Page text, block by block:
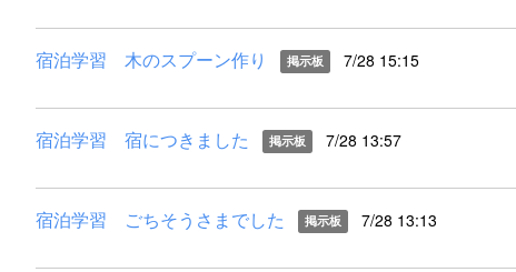
宿泊学習 木のスプーン作り 掲示板 7/28 15:15
宿泊学習 宿につきました 掲示板 7/28 13:57
宿泊学習 ごちそうさまでした 掲示板 7/28 13:13